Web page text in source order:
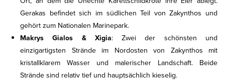
Gerakas befindet sich im südlichen Teil von Zakynthos und
gehört zum Nationalen Marinepark.
Makrys Gialos & Xigia: Zwei der schönsten und
einzigartigsten Strände im Nordosten von Zakynthos mit
kristallklarem Wasser und malerischer Landschaft. Beide
Strände sind relativ tief und hauptsächlich kieselig.